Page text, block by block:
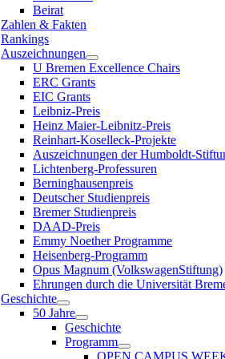
Beirat
Zahlen & Fakten
Rankings
Auszeichnungen
U Bremen Excellence Chairs
ERC Grants
EIC Grants
Leibniz-Preis
Heinz Maier-Leibnitz-Preis
Reinhart-Koselleck-Projekte
Auszeichnungen der Humboldt-
Lichtenberg-Professuren
Berninghausenpreis
Deutscher Studienpreis
Bremer Studienpreis
DAAD-Preis
Emmy Noether Programme
Heisenberg-Programm
Opus Magnum (VolkswagenStiftung)
Ehrungen durch die Universität
Geschichte
50 Jahre
Geschichte
Programm
OPEN CAMPUS